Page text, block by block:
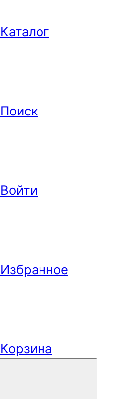
Каталог
Поиск
Войти
Избранное
Корзина